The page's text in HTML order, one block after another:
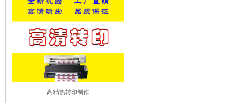
高精热转印制作